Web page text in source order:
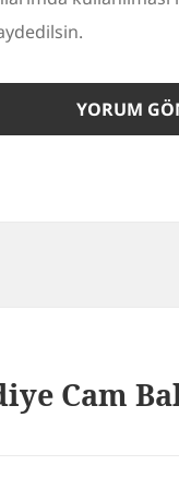
Cam